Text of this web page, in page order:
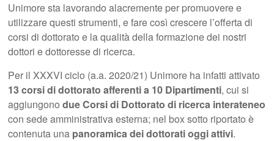
Unimore sta lavorando alacremente per promuovere e
utilizzare questi strumenti, e fare così crescere l’offerta di
corsi di dottorato e la qualità della formazione dei nostri
dottori e dottoresse di ricerca.
Per il XXXVI ciclo (a.a. 2020/21) Unimore ha infatti attivato
13 corsi di dottorato afferenti a 10 Dipartimenti, cui si
aggiungonodue Corsi di Dottorato di ricerca interateneo
con sede amministrativa esterna; nel box sotto riportato è
contenuta una panoramica dei dottorati oggi attivi.